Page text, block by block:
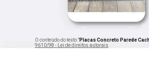
O conteúdo do texto "Placas Concreto Parede
9610/98 - Lei de direitos autorais